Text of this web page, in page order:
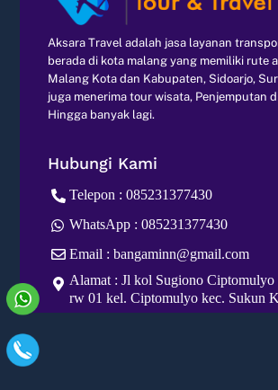
Aksara Travel adalah jasa layanan
berada di kota malang yang memiliki rute
Malang Kota dan Kabupaten, Sidoarjo,
juga menerima tour wisata, Penjemputan
Hingga banyak lagi.
Hubungi Kami
Telepon : 085231377430
WhatsApp : 085231377430
Email : bangaminn@gmail.com
Alamat : Jl kol Sugiono Ciptomulyo
rw 01 kel. Ciptomulyo kec. Sukun